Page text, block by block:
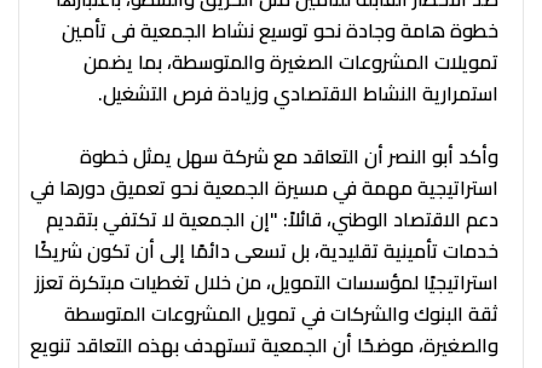
خطوة هامة وجادة نحو توسيع نشاط الجمعية فى تأمين
تمويلات المشروعات الصغيرة والمتوسطة، بما يضمن
استمرارية النشاط الاقتصادي وزيادة فرص التشغيل.
وأكد أبو النصر أن التعاقد مع شركة سهل يمثل خطوة
استراتيجية مهمة في مسيرة الجمعية نحو تعميق دورها في
دعم الاقتصاد الوطني، قائلاً: "إن الجمعية لا تكتفي بتقديم
خدمات تأمينية تقليدية، بل تسعى دائمًا إلى أن تكون شريكًا
استراتيجيًا لمؤسسات التمويل، من خلال تغطيات مبتكرة تعزز
ثقة البنوك والشركات في تمويل المشروعات المتوسطة
والصغيرة، موضحًا أن الجمعية تستهدف بهذه التعاقد تنويع